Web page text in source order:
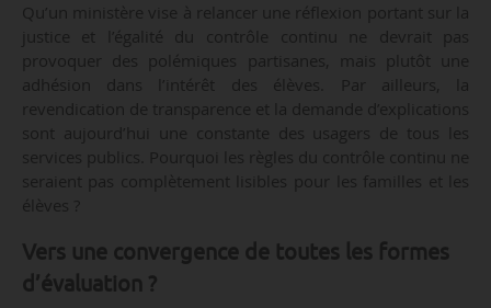
Qu’un ministère vise à relancer une réflexion portant sur la
justice et l’égalité du contrôle continu ne devrait pas
provoquer des polémiques partisanes, mais plutôt une
adhésion dans l’intérêt des élèves. Par ailleurs, la
revendication de transparence et la demande d’explications
sont aujourd’hui une constante des usagers de tous les
services publics. Pourquoi les règles du contrôle continu ne
seraient pas complètement lisibles pour les familles et les
élèves ?
Vers une convergence de toutes les formes
d’évaluation ?